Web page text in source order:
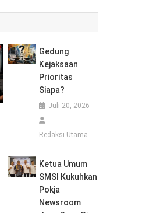
Gedung
Kejaksaan
Prioritas
Siapa?
Juli 20, 2026
Redaksi Utama
Ketua Umum
SMSI Kukuhkan
Pokja
Newsroom